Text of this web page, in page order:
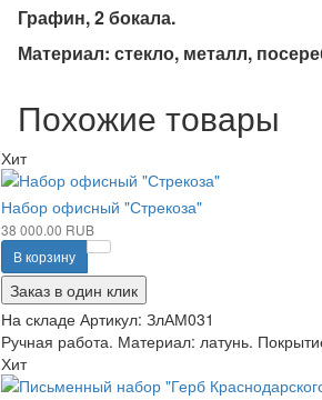
Графин, 2 бокала.
Материал: стекло, металл,
Похожие товары
Хит
Набор офисный "Стрекоза"
38 000.00 RUB
В корзину
Заказ в один клик
На складе Артикул: ЗлАМ031
Ручная работа. Материал: латунь.
Хит